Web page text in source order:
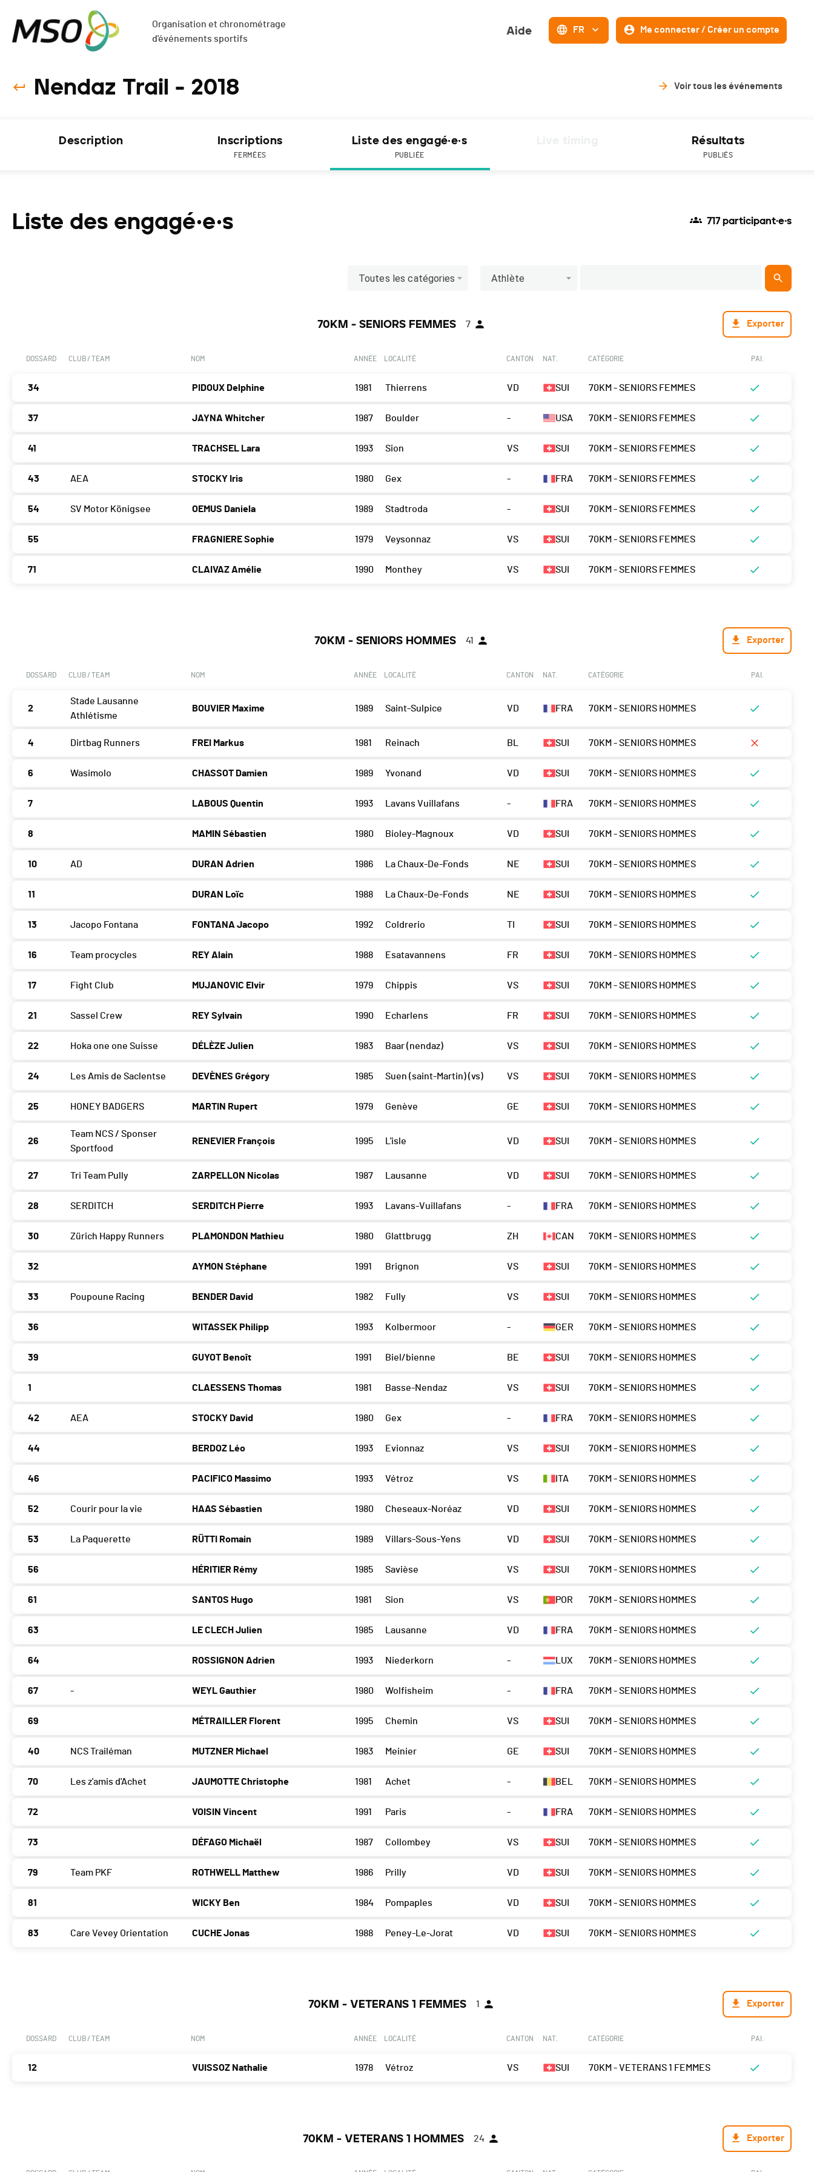
Organisation et chronométrage
d'événements sportifs
Aide FR Me connecter / Créer un compte
Nendaz Trail - 2018 Voir tous les événements
Description Inscriptions
FERMÉES
Liste des engagé·e·s
PUBLIÉE
Résultats
PUBLIÉS
Liste des engagé·e·s 717 participant·e·s
Toutes les catégories Athlète
70KM - SENIORS FEMMES 7 Exporter
DOSSARD CLUB / TEAM NOM ANNÉE LOCALITÉ CANTON NAT. CATÉGORIE PAI.
34 PIDOUX Delphine 1981 Thierrens VD SUI 70KM - SENIORS FEMMES
37 JAYNA Whitcher 1987 Boulder - USA 70KM - SENIORS FEMMES
41 TRACHSEL Lara 1993 Sion VS SUI 70KM - SENIORS FEMMES
43 AEA STOCKY Iris 1980 Gex - FRA 70KM - SENIORS FEMMES
54 SV Motor Königsee OEMUS Daniela 1989 Stadtroda - SUI 70KM - SENIORS FEMMES
55 FRAGNIERE Sophie 1979 Veysonnaz VS SUI 70KM - SENIORS FEMMES
71 CLAIVAZ Amélie 1990 Monthey VS SUI 70KM - SENIORS FEMMES
70KM - SENIORS HOMMES 41 Exporter
DOSSARD CLUB / TEAM NOM ANNÉE LOCALITÉ CANTON NAT. CATÉGORIE PAI.
2
Stade Lausanne
Athlétisme
BOUVIER Maxime 1989 Saint-Sulpice VD FRA 70KM - SENIORS HOMMES
4 Dirtbag Runners FREI Markus 1981 Reinach BL SUI 70KM - SENIORS HOMMES
6 Wasimolo CHASSOT Damien 1989 Yvonand VD SUI 70KM - SENIORS HOMMES
7 LABOUS Quentin 1993 Lavans Vuillafans - FRA 70KM - SENIORS HOMMES
8 MAMIN Sébastien 1980 Bioley-Magnoux VD SUI 70KM - SENIORS HOMMES
10 AD DURAN Adrien 1986 La Chaux-De-Fonds NE SUI 70KM - SENIORS HOMMES
11 DURAN Loïc 1988 La Chaux-De-Fonds NE SUI 70KM - SENIORS HOMMES
13 Jacopo Fontana FONTANA Jacopo 1992 Coldrerio TI SUI 70KM - SENIORS HOMMES
16 Team procycles REY Alain 1988 Esatavannens FR SUI 70KM - SENIORS HOMMES
17 Fight Club MUJANOVIC Elvir 1979 Chippis VS SUI 70KM - SENIORS HOMMES
21 Sassel Crew REY Sylvain 1990 Echarlens FR SUI 70KM - SENIORS HOMMES
22 Hoka one one Suisse DÉLÈZE Julien 1983 Baar (nendaz) VS SUI 70KM - SENIORS HOMMES
24 Les Amis de Saclentse DEVÈNES Grégory 1985 Suen (saint-Martin) (vs) VS SUI 70KM - SENIORS HOMMES
25 HONEY BADGERS MARTIN Rupert 1979 Genève GE SUI 70KM - SENIORS HOMMES
26
Team NCS / Sponser
Sportfood
RENEVIER François 1995 L'isle VD SUI 70KM - SENIORS HOMMES
27 Tri Team Pully ZARPELLON Nicolas 1987 Lausanne VD SUI 70KM - SENIORS HOMMES
28 SERDITCH SERDITCH Pierre 1993 Lavans-Vuillafans - FRA 70KM - SENIORS HOMMES
30 Zürich Happy Runners PLAMONDON Mathieu 1980 Glattbrugg ZH CAN 70KM - SENIORS HOMMES
32 AYMON Stéphane 1991 Brignon VS SUI 70KM - SENIORS HOMMES
33 Poupoune Racing BENDER David 1982 Fully VS SUI 70KM - SENIORS HOMMES
36 WITASSEK Philipp 1993 Kolbermoor - GER 70KM - SENIORS HOMMES
39 GUYOT Benoît 1991 Biel/bienne BE SUI 70KM - SENIORS HOMMES
1 CLAESSENS Thomas 1981 Basse-Nendaz VS SUI 70KM - SENIORS HOMMES
42 AEA STOCKY David 1980 Gex - FRA 70KM - SENIORS HOMMES
44 BERDOZ Léo 1993 Evionnaz VS SUI 70KM - SENIORS HOMMES
46 PACIFICO Massimo 1993 Vétroz VS ITA 70KM - SENIORS HOMMES
52 Courir pour la vie HAAS Sébastien 1980 Cheseaux-Noréaz VD SUI 70KM - SENIORS HOMMES
53 La Paquerette RÜTTI Romain 1989 Villars-Sous-Yens VD SUI 70KM - SENIORS HOMMES
56 HÉRITIER Rémy 1985 Savièse VS SUI 70KM - SENIORS HOMMES
61 SANTOS Hugo 1981 Sion VS POR 70KM - SENIORS HOMMES
63 LE CLECH Julien 1985 Lausanne VD FRA 70KM - SENIORS HOMMES
64 ROSSIGNON Adrien 1993 Niederkorn - LUX 70KM - SENIORS HOMMES
67 - WEYL Gauthier 1980 Wolfisheim - FRA 70KM - SENIORS HOMMES
69 MÉTRAILLER Florent 1995 Chemin VS SUI 70KM - SENIORS HOMMES
40 NCS Trailéman MUTZNER Michael 1983 Meinier GE SUI 70KM - SENIORS HOMMES
70 Les z'amis d'Achet JAUMOTTE Christophe 1981 Achet - BEL 70KM - SENIORS HOMMES
72 VOISIN Vincent 1991 Paris - FRA 70KM - SENIORS HOMMES
73 DÉFAGO Michaël 1987 Collombey VS SUI 70KM - SENIORS HOMMES
79 Team PKF ROTHWELL Matthew 1986 Prilly VD SUI 70KM - SENIORS HOMMES
81 WICKY Ben 1984 Pompaples VD SUI 70KM - SENIORS HOMMES
83 Care Vevey Orientation CUCHE Jonas 1988 Peney-Le-Jorat VD SUI 70KM - SENIORS HOMMES
70KM - VETERANS 1 FEMMES 1 Exporter
DOSSARD CLUB / TEAM NOM ANNÉE LOCALITÉ CANTON NAT. CATÉGORIE PAI.
12 VUISSOZ Nathalie 1978 Vétroz VS SUI 70KM - VETERANS 1 FEMMES
70KM - VETERANS 1 HOMMES 24 Exporter